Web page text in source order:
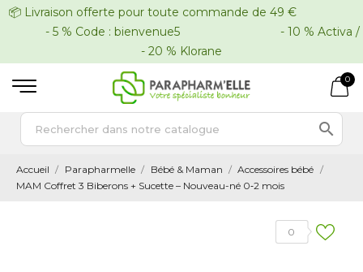
📦 Livraison offerte pour toute commande de 49 €
- 5 % Code : bienvenue5 - 10 % Activa /
- 20 % Klorane
0

Accueil Parapharmelle Bébé & Maman
Accessoires bébé
MAM Coffret 3 Biberons + Sucette – Nouveau-né 0‑2 mois
0